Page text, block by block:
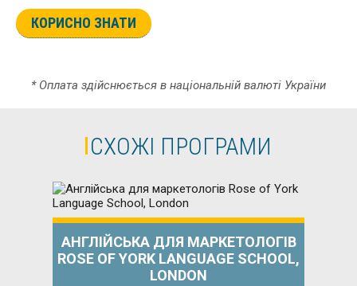
КОРИСНО ЗНАТИ
* Оплата здійснюється в національній валюті України
СХОЖІ ПРОГРАМИ
АНГЛІЙСЬКА ДЛЯ МАРКЕТОЛОГІВ
ROSE OF YORK LANGUAGE SCHOOL,
LONDON